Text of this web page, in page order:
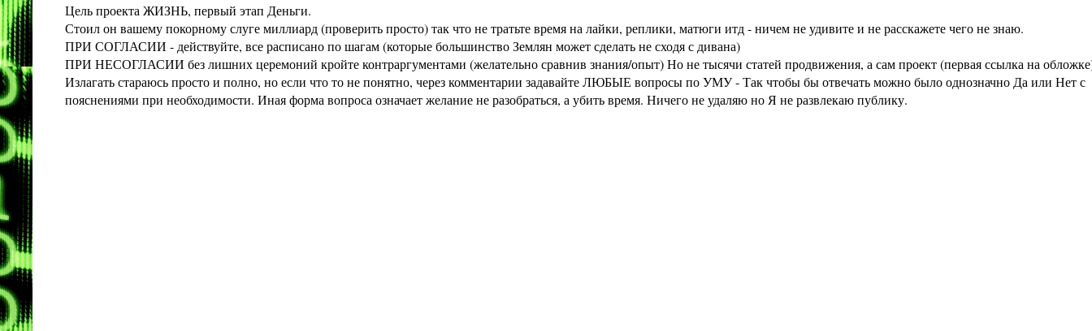
Цель проекта ЖИЗНЬ, первый этап Деньги.
Стоил он вашему покорному слуге миллиард (проверить просто) так что не тратьте время на лайки, реплики, матюги итд - ничем не удивите и не расскажете чего не знаю.
ПРИ СОГЛАСИИ - действуйте, все расписано по шагам (которые большинство Землян может сделать не сходя с дивана)
ПРИ НЕСОГЛАСИИ без лишних церемоний кройте контраргументами (желательно сравнив знания/опыт) Но не тысячи статей продвижения, а сам проект (первая ссылка на
Излагать стараюсь просто и полно, но если что то не понятно, через комментарии задавайте ЛЮБЫЕ вопросы по УМУ - Так чтобы бы отвечать можно было однозначно Да или Нет с
пояснениями при необходимости. Иная форма вопроса означает желание не разобраться, а убить время. Ничего не удаляю но Я не развлекаю публику.